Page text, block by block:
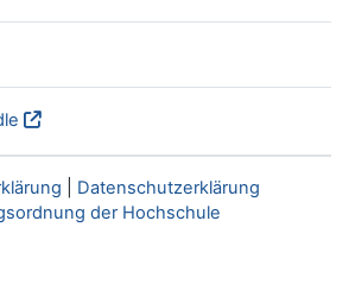
Datenschutzerklärung
der Hochschule